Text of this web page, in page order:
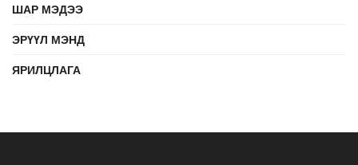
ШАР МЭДЭЭ
ЭРҮҮЛ МЭНД
ЯРИЛЦЛАГА